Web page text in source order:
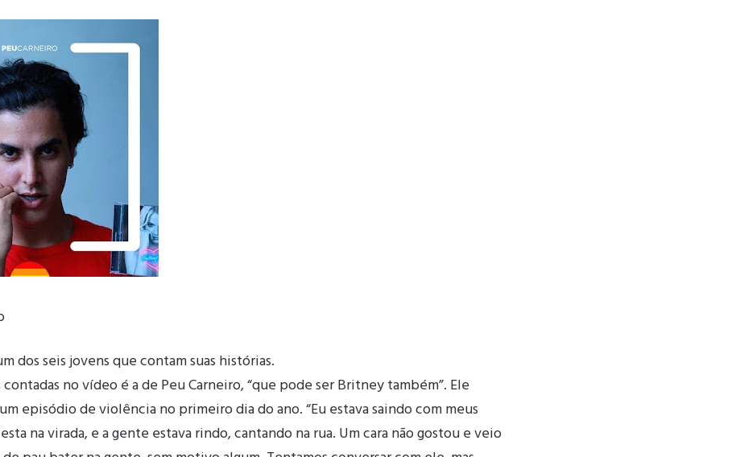
dos seis jovens que contam suas histórias.
no vídeo é a de Peu Carneiro, “que pode ser Britney também”. Ele
episódio de violência no primeiro dia do ano. “Eu estava saindo com meus
na virada, e a gente estava rindo, cantando na rua. Um cara não gostou e veio